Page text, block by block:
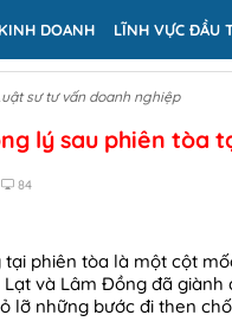
DOANH LĨNH VỰC ĐẦU
sư tư vấn doanh nghiệp
lý sau phiên tòa
84
tại phiên tòa là một cột
và Lâm Đồng đã
lỡ những bước đi then